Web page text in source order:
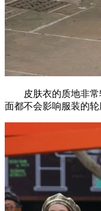
皮肤衣的质地非常
面都不会影响服装的轮